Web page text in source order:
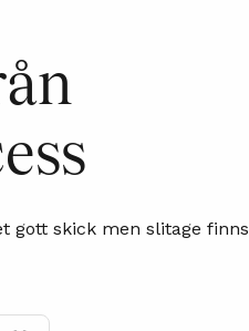
gott skick men slitage finns